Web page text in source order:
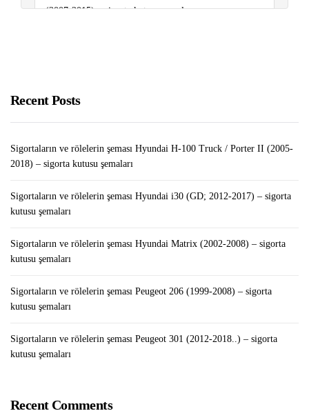
(2007-2015) – sigorta kutusu şemaları
Recent Posts
Sigortaların ve rölelerin şeması Hyundai H-100 Truck / Porter II (2005-
2018) – sigorta kutusu şemaları
Sigortaların ve rölelerin şeması Hyundai i30 (GD; 2012-2017) – sigorta
kutusu şemaları
Sigortaların ve rölelerin şeması Hyundai Matrix (2002-2008) – sigorta
kutusu şemaları
Sigortaların ve rölelerin şeması Peugeot 206 (1999-2008) – sigorta
kutusu şemaları
Sigortaların ve rölelerin şeması Peugeot 301 (2012-2018..) – sigorta
kutusu şemaları
Recent Comments